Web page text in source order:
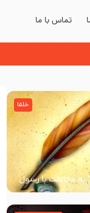
تماس با ما
به مخالفت با رسول
خلفا